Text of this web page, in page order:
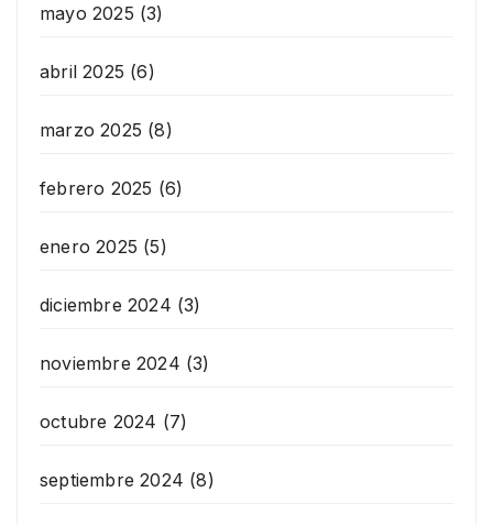
mayo 2025 (3)
abril 2025 (6)
marzo 2025 (8)
febrero 2025 (6)
enero 2025 (5)
diciembre 2024 (3)
noviembre 2024 (3)
octubre 2024 (7)
septiembre 2024 (8)